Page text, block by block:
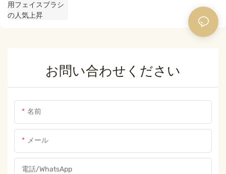
お問い合わせください
名前
メール
電話/WhatsApp